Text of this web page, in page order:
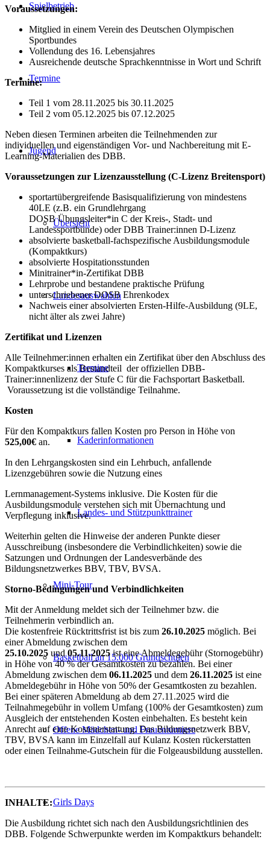
Spielbetrieb
Termine
Jugend
Übersicht
Landesauswahlen
Termine
Kaderinformationen
Landes- und Stützpunkttrainer
Mini-Tour
Basketball an 15.000 Grundschulen
Offene Mädchen- und Frauenturniere
Girls Days
Voraussetzungen:
Mitglied in einem Verein des Deutschen Olympischen
Sportbundes
Vollendung des 16. Lebensjahres
Ausreichende deutsche Sprachkenntnisse in Wort und Schrift
Termine:
Teil 1 vom 28.11.2025 bis 30.11.2025
Teil 2 vom 05.12.2025 bis 07.12.2025
Neben diesen Terminen arbeiten die Teilnehmenden zur
individuellen und eigenständigen Vor- und Nachbereitung mit E-
Learning-Materialien des DBB.
Voraussetzungen zur Lizenzausstellung (C-Lizenz Breitensport)
sportartübergreifende Basisqualifizierung von mindestens
40LE (z.B. ein Grundlehrgang
DOSB Übungsleiter*in C der Kreis-, Stadt- und
Landessportbünde) oder DBB Trainer:innen D-Lizenz
absolvierte basketball-fachspezifische Ausbildungsmodule
(Kompaktkurs)
absolvierte Hospitationsstunden
Minitrainer*in-Zertifikat DBB
Lehrprobe und bestandene praktische Prüfung
unterschriebener DOSB Ehrenkodex
Nachweis einer absolvierten Ersten-Hilfe-Ausbildung (9LE,
nicht älter als zwei Jahre)
Zertifikat und Lizenzen
Alle Teilnehmer:innen erhalten ein Zertifikat über den Abschluss des
Kompaktkurses als Bestandteil der offiziellen DBB-
Trainer:innenlizenz der Stufe C für die Fachsportart Basketball.
Voraussetzung ist die vollständige Teilnahme.
Kosten
Für den Kompaktkurs fallen Kosten pro Person in Höhe von
525,00€ an.
In den Lehrgangskosten sind ein Lehrbuch, anfallende
Lizenzgebühren sowie die Nutzung eines
Lernmanagement-Systems inklusive. Die Kosten für die
Ausbildungsmodule verstehen sich mit Übernachtung und
Verpflegung inklusive.
Weiterhin gelten die Hinweise der anderen Punkte dieser
Ausschreibung (insbesondere die Verbindlichkeiten) sowie die
Satzungen und Ordnungen der Landesverbände des
Bildungsnetzwerkes BBV, TBV, BVSA.
Storno-Bedingungen und Verbindlichkeiten
Mit der Anmeldung meldet sich der Teilnehmer bzw. die
Teilnehmerin verbindlich an.
Die kostenfreie Rücktrittsfrist ist bis zum 26.10.2025 möglich. Bei
einer Abmeldung zwischen dem
25.10.2025 und 05.11.2025ist eine Abmeldegebühr (Stornogebühr)
in Höhe von 40 % der Gesamtkosten zu bezahlen. Bei einer
Abmeldung zwischen dem 06.11.2025 und dem 26.11.2025 ist eine
Abmeldegebühr in Höhe von 50% der Gesamtkosten zu bezahlen.
Bei einer späteren Abmeldung ab dem 27.11.2025 wird die
Teilnahmegebühr in vollem Umfang (100% der Gesamtkosten) zum
Ausgleich der entstehenden Kosten einbehalten. Es besteht kein
Anrecht auf eine Kostenerstattung. Das Bildungsnetzwerk BBV,
TBV, BVSA kann im Einzelfall auf Kulanz Kosten rückerstatten
oder einen Teilnahme-Gutschein für die Folgeausbildung ausstellen.
INHALTE:
Die Ausbildung richtet sich nach den Ausbildungsrichtlinien des
DBB. Folgende Schwerpunkte werden im Kompaktkurs behandelt: